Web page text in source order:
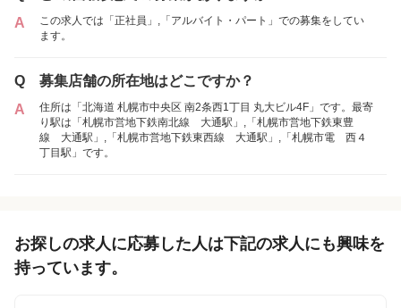
（北海道札幌市:大通駅 徒歩 3分 / 西４丁目駅
「アルバイト・パート」を募集している店舗
パックポーンブランシュ大通店
（北海道札幌市:大通駅 徒歩 3分 / 西４丁目駅
徒歩 5分 ）
アルバイト・
パート
A
この求人では「正社員」,「アルバイト・パート」での募集をしてい
ます。
Q
募集店舗の所在地はどこですか？
A
住所は「北海道 札幌市中央区 南2条西1丁目 丸大ビル4F」です。最寄
り駅は「札幌市営地下鉄南北線 大通駅」,「札幌市営地下鉄東豊
線 大通駅」,「札幌市営地下鉄東西線 大通駅」,「札幌市電 西４
丁目駅」です。
お探しの求人に応募した人は下記の求人にも興味を
持っています。